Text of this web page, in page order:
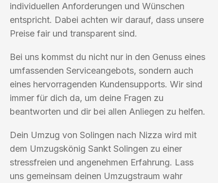
individuellen Anforderungen und Wünschen
entspricht. Dabei achten wir darauf, dass unsere
Preise fair und transparent sind.
Bei uns kommst du nicht nur in den Genuss eines
umfassenden Serviceangebots, sondern auch
eines hervorragenden Kundensupports. Wir sind
immer für dich da, um deine Fragen zu
beantworten und dir bei allen Anliegen zu helfen.
Dein Umzug von Solingen nach Nizza wird mit
dem Umzugskönig Sankt Solingen zu einer
stressfreien und angenehmen Erfahrung. Lass
uns gemeinsam deinen Umzugstraum wahr